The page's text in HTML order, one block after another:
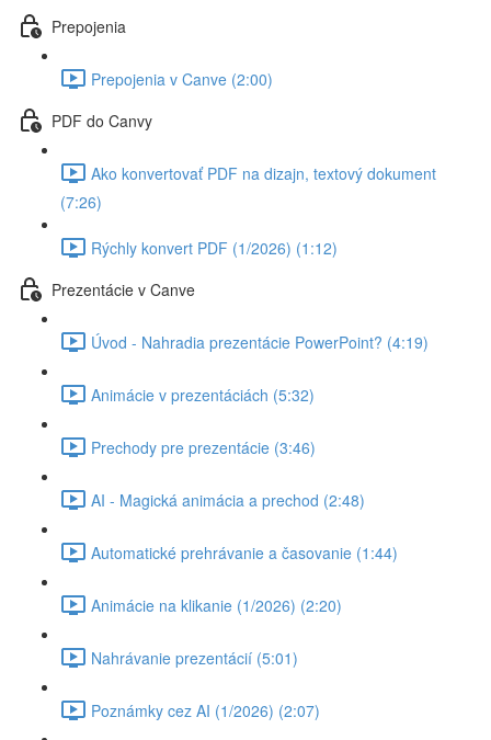
Prepojenia
Prepojenia v Canve (2:00)
PDF do Canvy
Ako konvertovať PDF na dizajn, textový dokument
(7:26)
Rýchly konvert PDF (1/2026) (1:12)
Prezentácie v Canve
Úvod - Nahradia prezentácie PowerPoint? (4:19)
Animácie v prezentáciách (5:32)
Prechody pre prezentácie (3:46)
AI - Magická animácia a prechod (2:48)
Automatické prehrávanie a časovanie (1:44)
Animácie na klikanie (1/2026) (2:20)
Nahrávanie prezentácií (5:01)
Poznámky cez AI (1/2026) (2:07)